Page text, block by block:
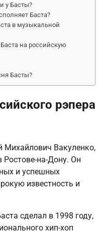
у Басты?
Баста?
в музыкальной
на российскую
Басты?
рэпера
Михайлович Вакуленко,
Ростове-на-Дону. Он
и успешных
известность и
сделал в 1998 году,
хип-хоп